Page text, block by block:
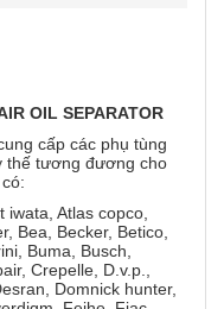
OIL SEPARATOR
cấp các phụ tùng
thế tương đương cho
iwata, Atlas copco,
Bea, Becker, Betico,
Buma, Busch,
Crepelle, D.v.p.,
Domnick hunter,